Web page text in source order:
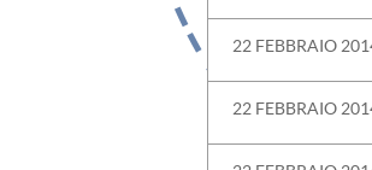
22 FEBBRAIO
22 FEBBRAIO